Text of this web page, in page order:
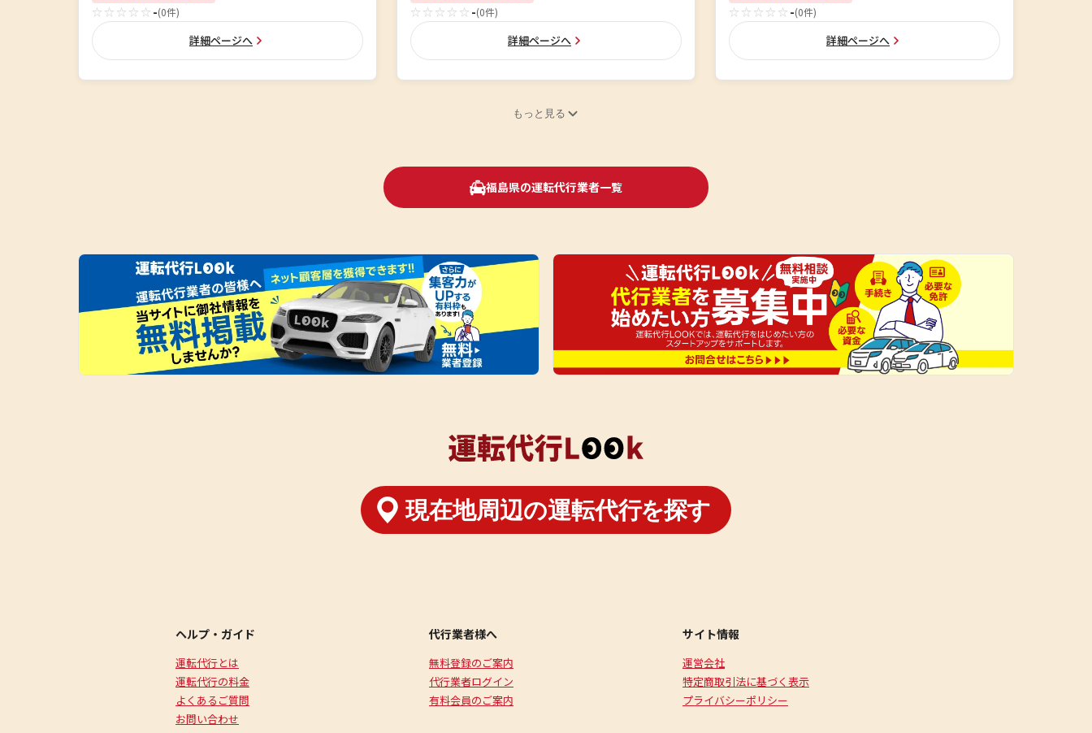
☆☆☆☆☆ -(0件)
詳細ページへ
☆☆☆☆☆ -(0件)
詳細ページへ
☆☆☆☆☆ -(0件)
詳細ページへ
もっと見る
福島県の運転代行業者一覧
ヘルプ・ガイド
運転代行とは
運転代行の料金
よくあるご質問
お問い合わせ
代行業者様へ
無料登録のご案内
代行業者ログイン
有料会員のご案内
サイト情報
運営会社
特定商取引法に基づく表示
プライバシーポリシー